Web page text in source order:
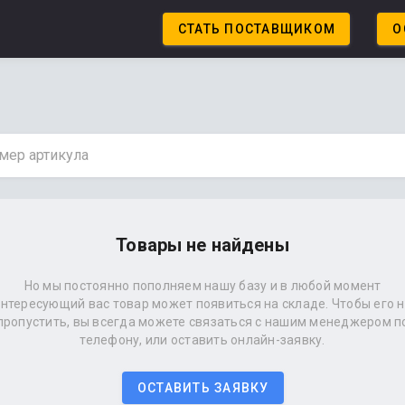
СТАТЬ ПОСТАВЩИКОМ
Товары не найдены
Но мы постоянно пополняем нашу базу и в любой момент
вас товар может появиться на складе. Чтобы его
вы всегда можете связаться с нашим менеджером
телефону, или оставить онлайн-заявку.
ОСТАВИТЬ ЗАЯВКУ